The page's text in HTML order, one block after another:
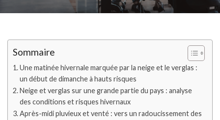
Sommaire
Une matinée hivernale marquée par la neige et le verglas :
un début de dimanche à hauts risques
Neige et verglas sur une grande partie du pays : analyse
des conditions et risques hivernaux
Après-midi pluvieux et venté : vers un radoucissement des